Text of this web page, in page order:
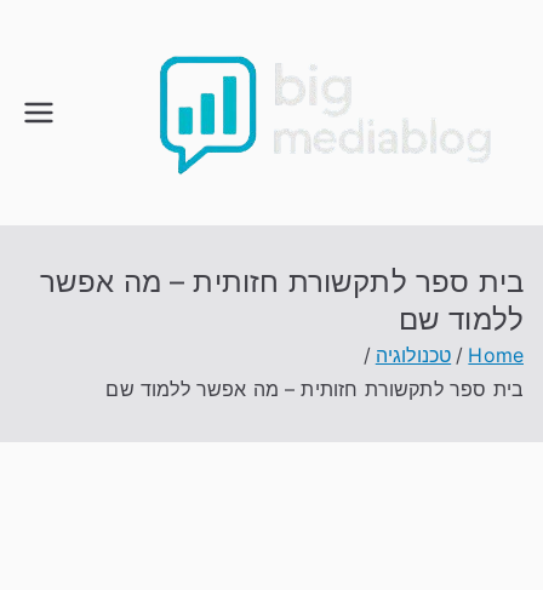
בית ספר לתקשורת חזותית – מה אפשר
ללמוד שם
Home
טכנולוגיה
בית ספר לתקשורת חזותית – מה אפשר ללמוד שם